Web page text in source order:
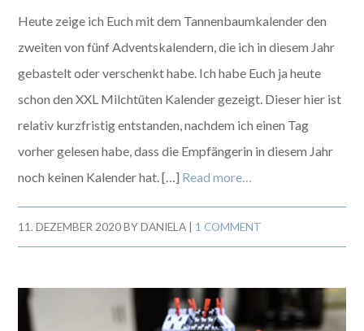
Heute zeige ich Euch mit dem Tannenbaumkalender den
zweiten von fünf Adventskalendern, die ich in diesem Jahr
gebastelt oder verschenkt habe. Ich habe Euch ja heute
schon den XXL Milchtüten Kalender gezeigt. Dieser hier ist
relativ kurzfristig entstanden, nachdem ich einen Tag
vorher gelesen habe, dass die Empfängerin in diesem Jahr
noch keinen Kalender hat. […] Read more…
11. DEZEMBER 2020BYDANIELA 1 COMMENT